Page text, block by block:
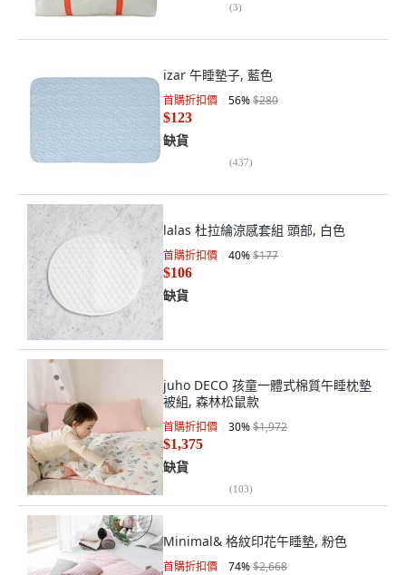
(3)
izar 午睡墊子, 藍色
首購折扣價 56%$280
$123
缺貨
(437)
lalas 杜拉綸涼感套組 頭部, 白色
首購折扣價 40%$177
$106
缺貨
juho DECO 孩童一體式棉質午睡枕墊
被組, 森林松鼠款
首購折扣價 30%$1,972
$1,375
缺貨
(103)
Minimal& 格紋印花午睡墊, 粉色
首購折扣價 74%$2,668